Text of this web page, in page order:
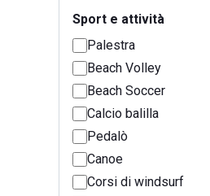
Sport e attività
Palestra
Beach Volley
Beach Soccer
Calcio balilla
Pedalò
Canoe
Corsi di windsurf